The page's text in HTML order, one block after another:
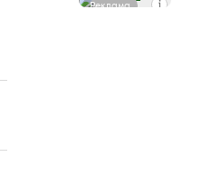
Реклама